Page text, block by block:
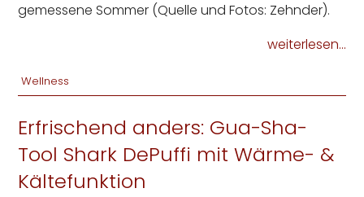
gemessene Sommer (Quelle und Fotos: Zehnder).
weiterlesen...
Wellness
Erfrischend anders: Gua-Sha-
Tool Shark DePuffi mit Wärme- &
Kältefunktion